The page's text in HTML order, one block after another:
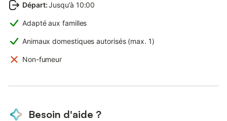
Départ:Jusqu’à 10:00
Adapté aux familles
Animaux domestiques autorisés (max. 1)
Non-fumeur
Besoin d'aide ?